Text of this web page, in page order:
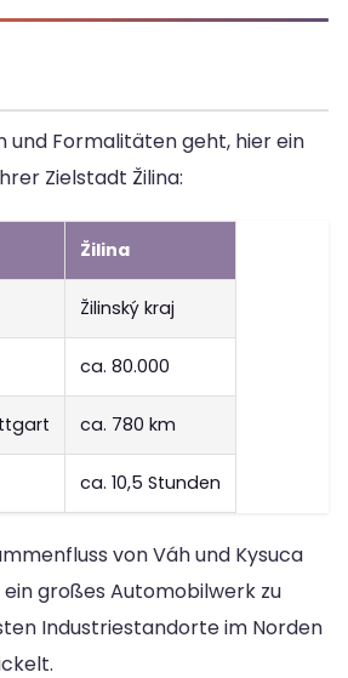
und Formalitäten geht, hier ein
Zielstadt Žilina:
Žilina
Žilinský kraj
ca. 80.000
ca. 780 km
ca. 10,5 Stunden
von Váh und Kysuca
großes Automobilwerk zu
Industriestandorte im Norden